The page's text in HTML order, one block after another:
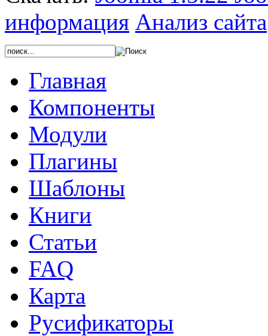
информация Анализ сайта
Главная
Компоненты
Модули
Плагины
Шаблоны
Книги
Статьи
FAQ
Карта
Русификаторы